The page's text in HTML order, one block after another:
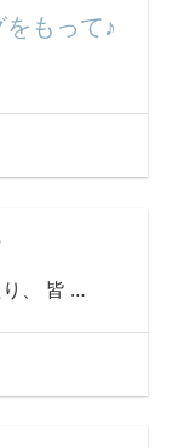
もって♪
、 皆 …